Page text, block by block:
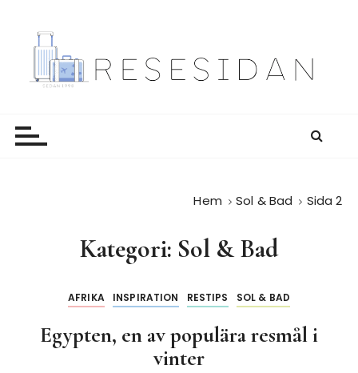
Hem Sol & Bad Sida 2
Kategori: Sol & Bad
AFRIKA INSPIRATION RESTIPS SOL & BAD
Egypten, en av populära resmål i
vinter